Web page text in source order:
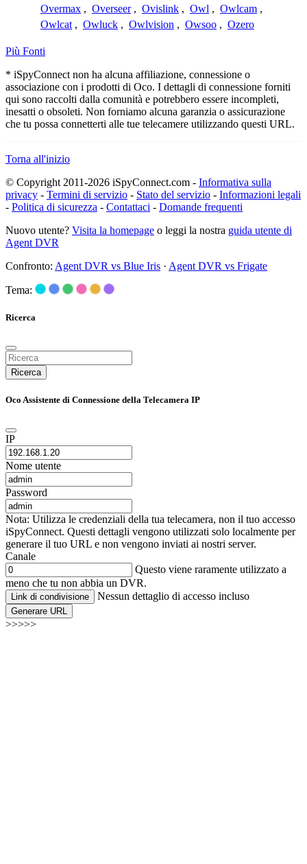
Overmax , Overseer , Ovislink , Owl , Owlcam ,
Owlcat , Owluck , Owlvision , Owsoo , Ozero
Più Fonti
* iSpyConnect non ha alcuna affiliazione, connessione o
associazione con i prodotti di Oco. I dettagli di connessione forniti
qui sono raccolti dalla comunità e potrebbero essere incompleti,
inesatti o obsoleti. Non forniamo alcuna garanzia o assicurazione
che tu possa connetterti alle tue telecamere utilizzando questi URL.
Torna all'inizio
© Copyright 2011-2026 iSpyConnect.com - Informativa sulla
privacy - Termini di servizio - Stato del servizio - Informazioni legali
- Politica di sicurezza - Contattaci - Domande frequenti
Nuovo utente? Visita la homepage o leggi la nostra guida utente di
Agent DVR
Confronto: Agent DVR vs Blue Iris · Agent DVR vs Frigate
Tema:
Ricerca
Ricerca
Oco Assistente di Connessione della Telecamera IP
IP
Nome utente
Password
Nota: Utilizza le credenziali della tua telecamera, non il tuo accesso
iSpyConnect. Questi dettagli vengono utilizzati solo localmente per
generare il tuo URL e non vengono inviati ai nostri server.
Canale
Questo viene raramente utilizzato a
meno che tu non abbia un DVR.
Link di condivisione Nessun dettaglio di accesso incluso
Generare URL
>>>>>